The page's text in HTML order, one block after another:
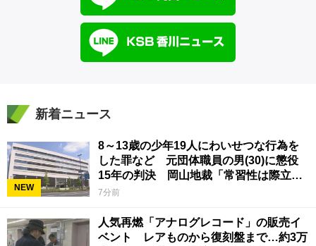
新着ニュース
NEW
8～13歳の少年19人にわいせつな行為を
した罪など 元団体職員の男(30)に懲役
15年の判決 岡山地裁「常習性は際立っ
ていて被害結果も非常に重い」
7分前
人気再燃「アナログレコード」の販売イ
ベント レアものから復刻盤まで…約3万